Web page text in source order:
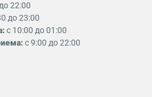
22:00
до 23:00
с 10:00 до 01:00
с 9:00 до 22:00